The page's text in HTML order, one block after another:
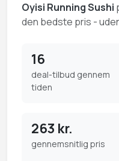
Oyisi Running Sushi
den bedste pris -
16
deal-tilbud gennem
tiden
263 kr.
gennemsnitlig pris